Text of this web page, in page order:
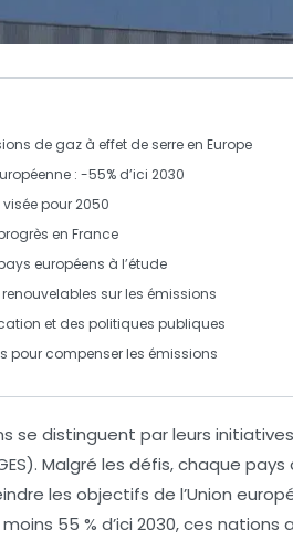
de gaz à effet de serre en Europe
: -55% d’ici 2030
visée pour 2050
en France
européens à l’étude
sur les émissions
et des politiques publiques
pour compenser les émissions
se distinguent par leurs
Malgré les défis, chaque
les objectifs de l’Union
moins 55 % d’ici 2030, ces